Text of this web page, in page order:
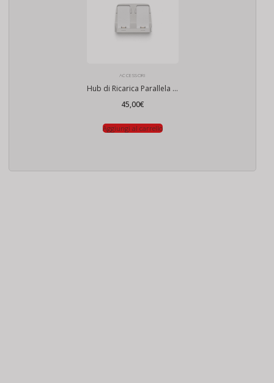
ACCESSORI
Hub di Ricarica Parallela DJI Flip
45,00€
Aggiungi al carrello